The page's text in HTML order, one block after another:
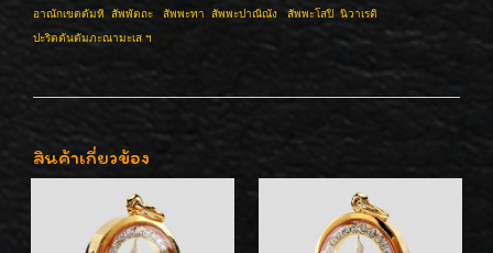
อาณักเขตตัมหิ สัพพัตถะ สัพพะทา สัพพะปาณิณัง สัพพะโสปิ นิวาเรติ
ปะริตตันตัมภะณามะเส ฯ
สินค้าเกี่ยวข้อง